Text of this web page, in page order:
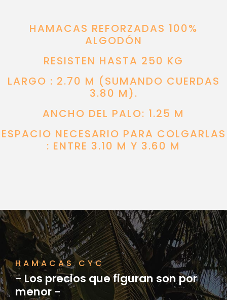
HAMACAS REFORZADAS 100%
ALGODÓN
RESISTEN HASTA 250 KG
LARGO : 2.70 M (SUMANDO CUERDAS
3.80 M).
ANCHO DEL PALO: 1.25 M
ESPACIO NECESARIO PARA COLGARLAS
: ENTRE 3.10 M Y 3.60 M
HAMACAS CYC
- Los precios que figuran son por
menor -